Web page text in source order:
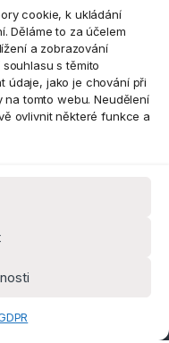
cookie, k ukládání
Děláme to za účelem
a zobrazování
s těmito
údaje, jako je chování při
tomto webu. Neudělení
ovlivnit některé funkce a
nás